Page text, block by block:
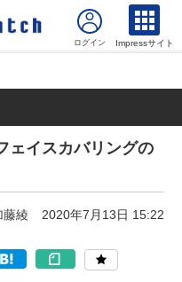
Impressサイト
ェイスカバリングの
藤綾 2020年7月13日 15:22